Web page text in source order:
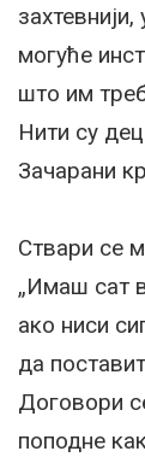
могуће
што им
Нити су
Зачарани
Ствари се
„Имаш сат
ако ниси
да
Договори
поподне